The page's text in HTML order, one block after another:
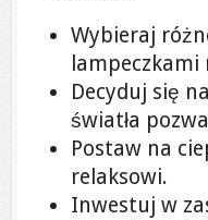
Wybieraj
Decyduj się
światła
Postaw na
relaksowi.
Inwestuj w